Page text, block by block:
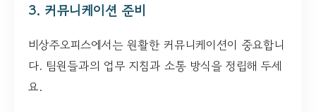
3. 커뮤니케이션 준비
비상주오피스에서는 원활한 커뮤니케이션이 중요합니
다. 팀원들과의 업무 지침과 소통 방식을 정립해 두세
요.